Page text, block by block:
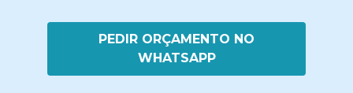
PEDIR ORÇAMENTO NO
WHATSAPP